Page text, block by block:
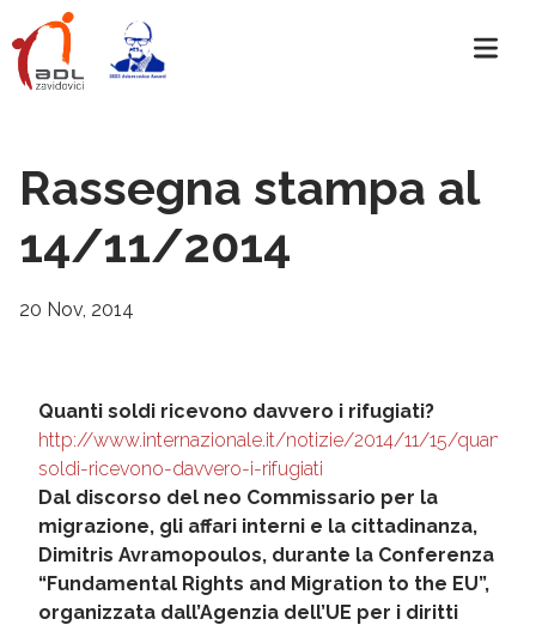
Rassegna stampa al
14/11/2014
20 Nov, 2014
Quanti soldi ricevono davvero i rifugiati?
http://www.internazionale.it/notizie/2014/11/15/quanti-
soldi-ricevono-davvero-i-rifugiati
Dal discorso del neo Commissario per la
migrazione, gli affari interni e la cittadinanza,
Dimitris Avramopoulos, durante la Conferenza
“Fundamental Rights and Migration to the EU”,
organizzata dall’Agenzia dell’UE per i diritti